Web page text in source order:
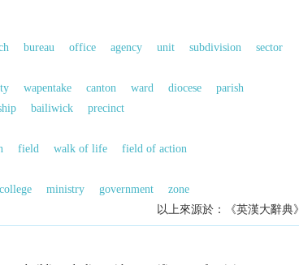
bureau office agency unit subdivision
sector
wapentake canton ward diocese
parish
bailiwick
precinct
field walk of life
field of action
college ministry government
zone
以上來源於：《英漢大辭典》